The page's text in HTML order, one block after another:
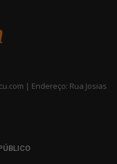
| Endereço: Rua Josias